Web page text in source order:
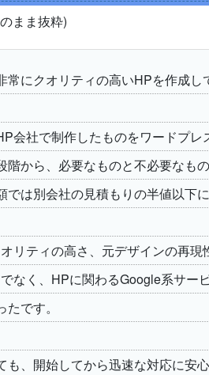
まま抜粋)
常にクオリティの高いHPを作成し
会社で制作したものをワードプレ
階から、必要なものと不必要なも
では別会社の見積もりの半値以下に
リティの高さ、元デザインの再現
なく、HPに関わるGoogle系サー
です。
も、開始してから迅速な対応に安